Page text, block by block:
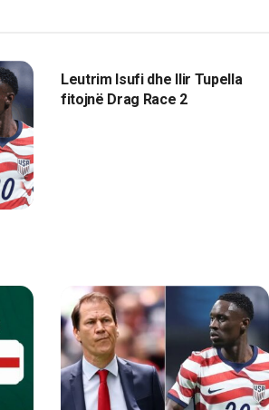
Leutrim Isufi dhe Ilir Tupella
fitojnë Drag Race 2